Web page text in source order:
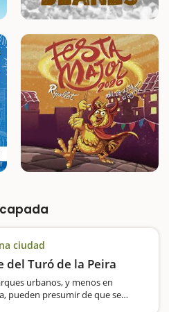
ciudad
del Turó de la Peira
urbanos, y menos en
pueden presumir de que se